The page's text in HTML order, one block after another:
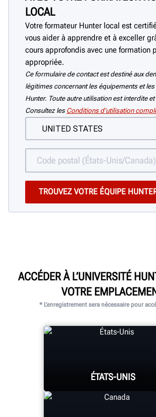
LOCAL
Votre formateur Hunter local est
vous aider à apprendre et à exceller
cours approfondis avec une formation
appropriée.
Ce formulaire de contact est destiné aux
légitimes concernant les équipements et
Hunter. Toute autre utilisation est interdite
Consultez les Conditions d’utilisation
ACCÉDER À L’UNIVERSITÉ
VOTRE
* L’enregistrement sera nécessaire pour
ÉTATS-UNIS